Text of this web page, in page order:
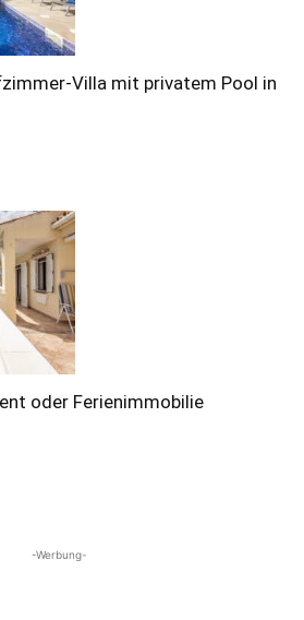
Villa mit privatem Pool in
oder Ferienimmobilie
-Werbung-